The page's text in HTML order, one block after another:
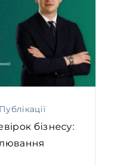
Публікації
бізнесу: